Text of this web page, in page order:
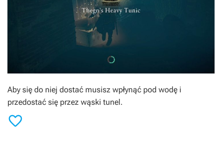
Aby się do niej dostać musisz wpłynąć pod wodę i
przedostać się przez wąski tunel.
